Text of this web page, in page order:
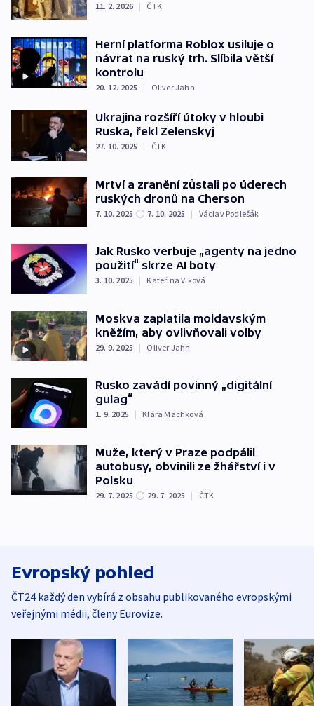
11. 2. 2026 | ČTK
Herní platforma Roblox usiluje o
návrat na ruský trh. Slíbila větší
kontrolu
20. 12. 2025 | Oliver Jahn
Ukrajina rozšíří útoky v hloubi
Ruska, řekl Zelenskyj
27. 10. 2025 | ČTK
Mrtví a zranění zůstali po úderech
ruských dronů na Cherson
7. 10. 2025 7. 10. 2025 | Václav Podlešák
Jak Rusko verbuje „agenty na jedno
použití“ skrze AI boty
3. 10. 2025 | Kateřina Viková
Moskva zaplatila moldavským
kněžím, aby ovlivňovali volby
29. 9. 2025 | Oliver Jahn
Rusko zavádí povinný „digitální
gulag“
1. 9. 2025 | Klára Machková
Muže, který v Praze podpálil
autobusy, obvinili ze žhářství i v
Polsku
29. 7. 2025 29. 7. 2025 | ČTK
Evropský pohled
ČT24 každý den vybírá z obsahu publikovaného evropskými
veřejnými médii, členy Eurovize.